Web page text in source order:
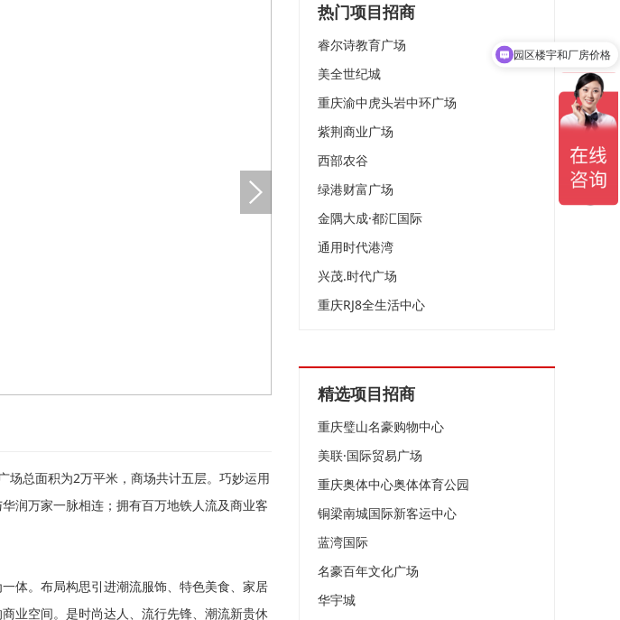
总面积为2万平米，商场共计五层。巧妙运用
润万家一脉相连；拥有百万地铁人流及商业客
。布局构思引进潮流服饰、特色美食、家居
业空间。是时尚达人、流行先锋、潮流新贵休
热门项目招商
睿尔诗教育广场
美全世纪城
重庆渝中虎头岩中环广场
紫荆商业广场
西部农谷
绿港财富广场
金隅大成·都汇国际
通用时代港湾
兴茂.时代广场
重庆RJ8全生活中心
精选项目招商
重庆璧山名豪购物中心
美联·国际贸易广场
重庆奥体中心奥体体育公园
铜梁南城国际新客运中心
蓝湾国际
名豪百年文化广场
华宇城
园区楼宇和厂房价格